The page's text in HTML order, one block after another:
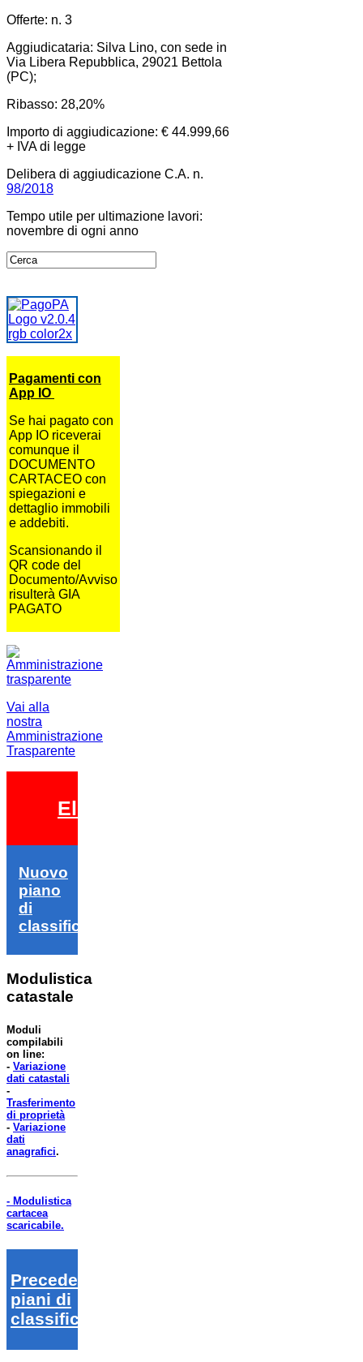
Offerte: n. 3
Aggiudicataria: Silva Lino, con sede in
Via Libera Repubblica, 29021 Bettola
(PC);
Ribasso: 28,20%
Importo di aggiudicazione: € 44.999,66
+ IVA di legge
Delibera di aggiudicazione C.A. n.
98/2018
Tempo utile per ultimazione lavori:
novembre di ogni anno
Pagamenti con
App IO
Se hai pagato con
App IO riceverai
comunque il
DOCUMENTO
CARTACEO con
spiegazioni e
dettaglio immobili
e addebiti.
Scansionando il
QR code del
Documento/Avviso
risulterà GIA
PAGATO
Vai alla
nostra
Amministrazione
Trasparente
Elezioni 2026
Nuovo
piano
di
classifica
Modulistica
catastale
Moduli
compilabili
on line:
- Variazione
dati catastali
-
Trasferimento
di proprietà
- Variazione
dati
anagrafici.
- Modulistica
cartacea
scaricabile.
Precedenti
piani di
classifica